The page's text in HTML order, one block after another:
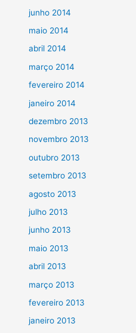
junho 2014
maio 2014
abril 2014
março 2014
fevereiro 2014
janeiro 2014
dezembro 2013
novembro 2013
outubro 2013
setembro 2013
agosto 2013
julho 2013
junho 2013
maio 2013
abril 2013
março 2013
fevereiro 2013
janeiro 2013